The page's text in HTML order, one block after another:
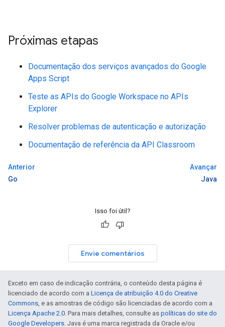
Próximas etapas
Documentação dos serviços avançados do Google
Apps Script
Teste as APIs do Google Workspace no APIs
Explorer
Resolver problemas de autenticação e autorização
Documentação de referência da API Classroom
Anterior
Go
Avançar
Java
Isso foi útil?
Envie comentários
Exceto em caso de indicação contrária, o conteúdo desta página é
licenciado de acordo com a Licença de atribuição 4.0 do Creative
Commons, e as amostras de código são licenciadas de acordo com a
Licença Apache 2.0. Para mais detalhes, consulte as políticas do site do
Google Developers. Java é uma marca registrada da Oracle e/ou